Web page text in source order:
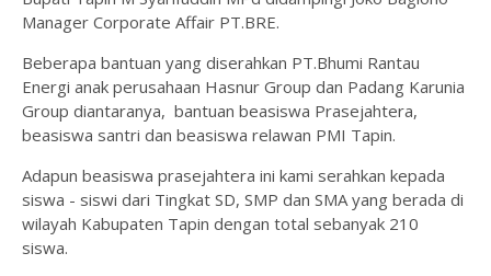
Manager Corporate Affair PT.BRE.
Beberapa bantuan yang diserahkan PT.Bhumi Rantau
Energi anak perusahaan Hasnur Group dan Padang Karunia
Group diantaranya, bantuan beasiswa Prasejahtera,
beasiswa santri dan beasiswa relawan PMI Tapin.
Adapun beasiswa prasejahtera ini kami serahkan kepada
siswa - siswi dari Tingkat SD, SMP dan SMA yang berada di
wilayah Kabupaten Tapin dengan total sebanyak 210
siswa.